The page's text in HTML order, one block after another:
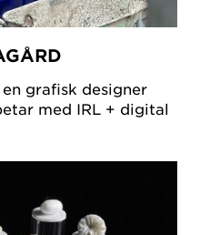
grafisk designer
med IRL + digital